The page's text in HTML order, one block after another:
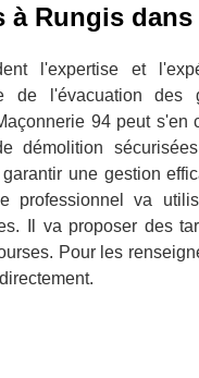
à Rungis dans
l'expertise et
de l'évacuation des
94 peut s'en
démolition
une gestion
professionnel va
Il va proposer des
Pour les